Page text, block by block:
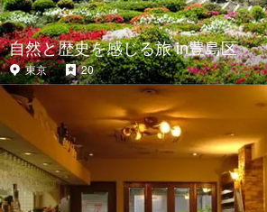
自然と歴史を感じる旅 in豊島区
東京 20